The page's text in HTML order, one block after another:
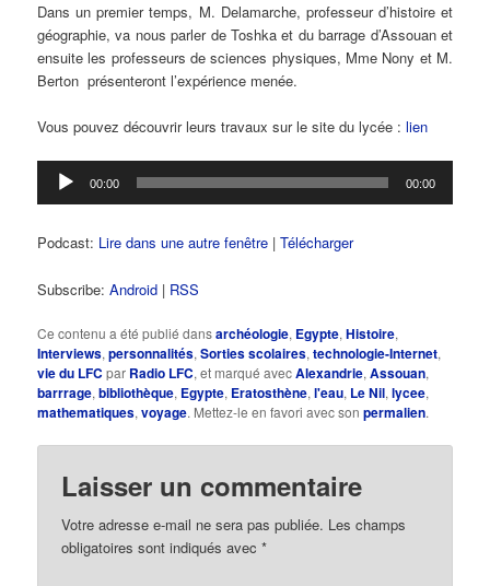
Dans un premier temps, M. Delamarche, professeur d’histoire et
géographie, va nous parler de Toshka et du barrage d’Assouan et
ensuite les professeurs de sciences physiques, Mme Nony et M.
Berton présenteront l’expérience menée.
Vous pouvez découvrir leurs travaux sur le site du lycée :lien
Lecteur
audio
00:00 00:00
Podcast: Lire dans une autre fenêtre |Télécharger
Subscribe:Android | RSS
Ce contenu a été publié dansarchéologie, Egypte,Histoire,
Interviews,personnalités,Sorties scolaires,technologie-Internet,
vie du LFC par Radio LFC, et marqué avecAlexandrie,Assouan,
barrrage,bibliothèque, Egypte, Eratosthène,l'eau, Le Nil,lycee,
mathematiques,voyage. Mettez-le en favori avec sonpermalien.
Laisser un commentaire
Votre adresse e-mail ne sera pas publiée. Les champs
obligatoires sont indiqués avec*